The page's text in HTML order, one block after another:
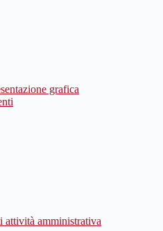
grafica
attività amministrativa